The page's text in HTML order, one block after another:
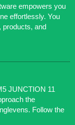
empowers you
effortlessly. You
products, and
JUNCTION 11
the
Follow the